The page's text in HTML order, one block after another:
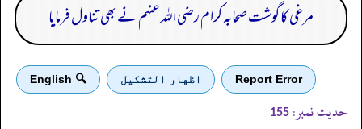
مرغی کا گوشت صحابہ کرام رضی اللہ عنہم نے بھی تناول فرمایا
Report Error اظهار التشكيل 🔍 English
حدیث نمبر: 155